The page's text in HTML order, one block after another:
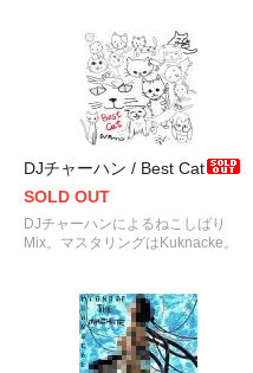
DJチャーハン / Best Cat
SOLD OUT
DJチャーハンによるねこしばり
Mix。マスタリングはKuknacke。